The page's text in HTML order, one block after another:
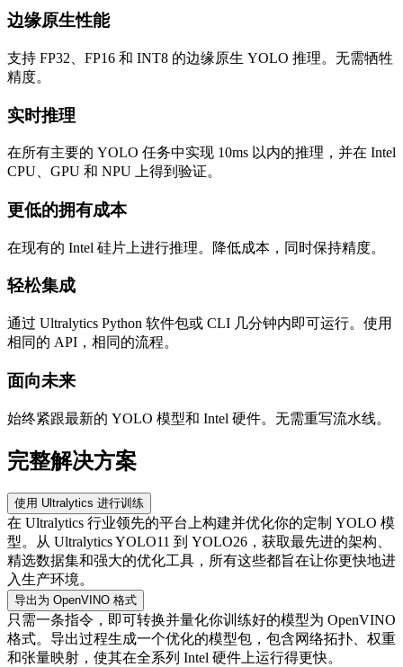
边缘原生性能
支持 FP32、FP16 和 INT8 的边缘原生 YOLO 推理。无需牺牲
精度。
实时推理
在所有主要的 YOLO 任务中实现 10ms 以内的推理，并在 Intel
CPU、GPU 和 NPU 上得到验证。
更低的拥有成本
在现有的 Intel 硅片上进行推理。降低成本，同时保持精度。
轻松集成
通过 Ultralytics Python 软件包或 CLI 几分钟内即可运行。使用
相同的 API，相同的流程。
面向未来
始终紧跟最新的 YOLO 模型和 Intel 硬件。无需重写流水线。
完整解决方案
使用 Ultralytics 进行训练
在 Ultralytics 行业领先的平台上构建并优化你的定制 YOLO 模
型。从 Ultralytics YOLO11 到 YOLO26，获取最先进的架构、
精选数据集和强大的优化工具，所有这些都旨在让你更快地进
入生产环境。
导出为 OpenVINO 格式
只需一条指令，即可转换并量化你训练好的模型为 OpenVINO
格式。导出过程生成一个优化的模型包，包含网络拓扑、权重
和张量映射，使其在全系列 Intel 硬件上运行得更快。